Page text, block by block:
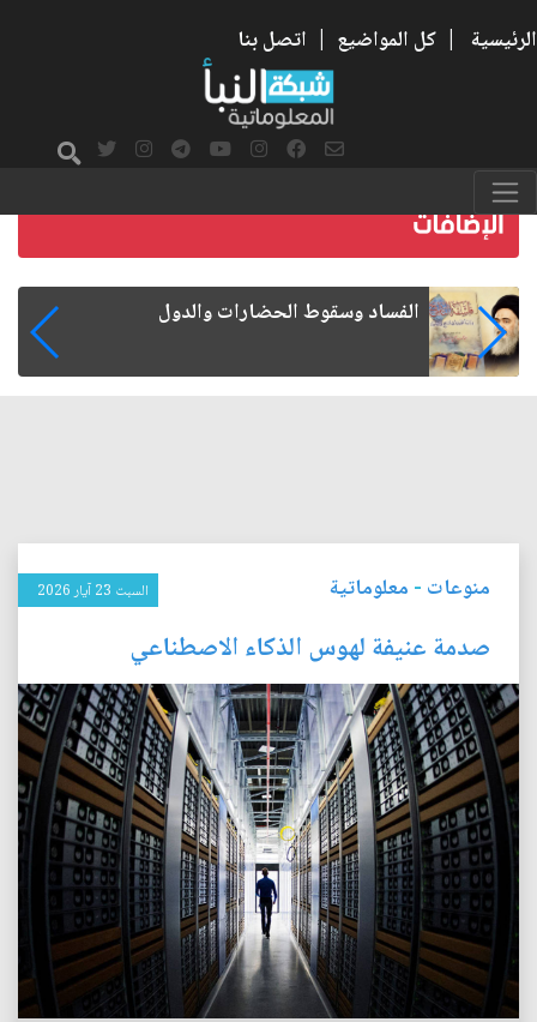
الرئيسية | كل المواضيع | اتصل بنا
رواتب الموظفين على صفيح ساخن
منوعات - معلوماتية السبت 23 آيار 2026
صدمة عنيفة لهوس الذكاء الاصطناعي